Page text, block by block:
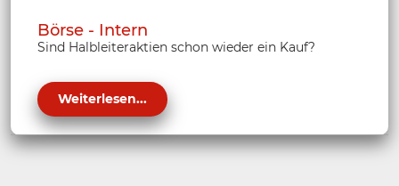
Börse - Intern
Sind Halbleiteraktien schon wieder ein Kauf?
Weiterlesen...